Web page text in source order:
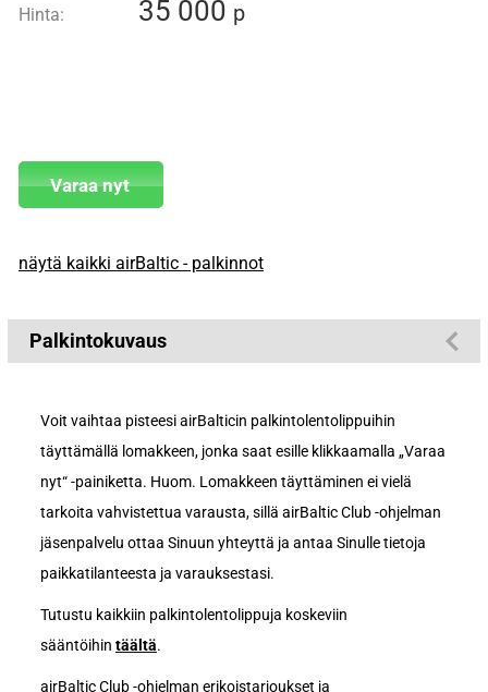
Hinta: 35 000 p
Varaa nyt
näytä kaikki airBaltic - palkinnot
Palkintokuvaus
Voit vaihtaa pisteesi airBalticin palkintolentolippuihin
täyttämällä lomakkeen, jonka saat esille klikkaamalla „Varaa
nyt“ -painiketta. Huom. Lomakkeen täyttäminen ei vielä
tarkoita vahvistettua varausta, sillä airBaltic Club -ohjelman
jäsenpalvelu ottaa Sinuun yhteyttä ja antaa Sinulle tietoja
paikkatilanteesta ja varauksestasi.
Tutustu kaikkiin palkintolentolippuja koskeviin
sääntöihin täältä.
airBaltic Club -ohjelman erikoistarjoukset ja